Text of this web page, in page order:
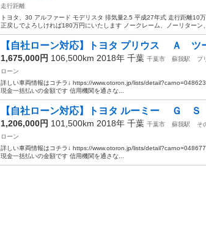
走行距離
トヨタ、30 アルファード モデリスタ 排気量2.5 平成27年式 走行距離10
正戻しでよろしければ180万円にいたします ノークレーム、ノーリターン
【自社ローン対応】トヨタ プリウス Ａ ツ
1,675,000円 106,500km 2018年 千葉 千葉市 蘇我駅
プ
ローン
詳しい車両情報はコチラ↓ https://www.otoron.jp/lists/
現金一括払いの金額です 信用機関を通さな...
【自社ローン対応】トヨタ ルーミー Ｇ Ｓ
1,206,000円 101,500km 2018年 千葉 千葉市 蘇我駅
そ
ローン
詳しい車両情報はコチラ↓ https://www.otoron.jp/lists/
現金一括払いの金額です 信用機関を通さな...